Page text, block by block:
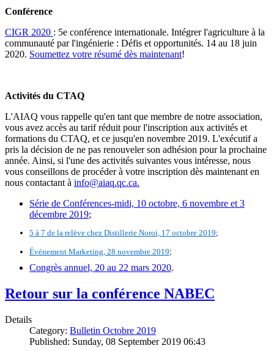
Conférence
CIGR 2020 : 5e conférence internationale. Intégrer l'agriculture à la
communauté par l'ingénierie : Défis et opportunités. 14 au 18 juin
2020. Soumettez votre résumé dès maintenant!
Activités du CTAQ
L'AIAQ vous rappelle qu'en tant que membre de notre association,
vous avez accès au tarif réduit pour l'inscription aux activités et
formations du CTAQ, et ce jusqu'en novembre 2019. L'exécutif a
pris la décision de ne pas renouveler son adhésion pour la prochaine
année. Ainsi, si l'une des activités suivantes vous intéresse, nous
vous conseillons de procéder à votre inscription dès maintenant en
nous contactant à info@aiaq.qc.ca.
Série de Conférences-midi, 10 octobre, 6 novembre et 3
décembre 2019;
5 à 7 de la relève chez Distillerie Noroi, 17 octobre 2019;
Événement Marketing, 28 novembre 2019;
Congrès annuel, 20 au 22 mars 2020.
Retour sur la conférence NABEC
Details
Category: Bulletin Octobre 2019
Published: Sunday, 08 September 2019 06:43